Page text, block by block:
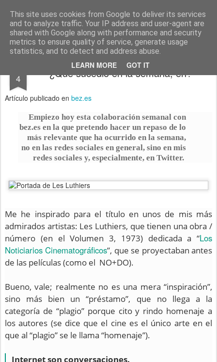
This site uses cookies from Google to deliver its services
and to analyze traffic. Your IP address and user-agent are
shared with Google along with performance and security
metrics to ensure quality of service, generate usage
statistics, and to detect and address abuse.
LEARN MORE GOT IT
menos tecnología y más pedagogía conceptos y reflexiones sobre la sociedad de la información
Pages
4 ¿Qué sucedió en la semana, eh?
Artículo publicado en bez.es
Empiezo hoy esta colaboración semanal con
bez.es en la que pretendo hacer un repaso de lo
más relevante que ha ocurrido en la semana,
no en las redes sociales en general, sino en mis
redes sociales y, especialmente, en Twitter.
Me he inspirado para el título en unos de mis más
admirados artistas: Les Luthiers, que tienen una obra /
número (en el Volumen 3, 1973) dedicada a “Los
Noticiarios Cinematográficos”, que se proyectaban antes
de las películas (como el NO+DO).
Bueno, vale; realmente no es una mera “inspiración”,
sino más bien un “préstamo”, que no llega a la
categoría de “plagio” porque cito y rindo homenaje a
los autores (se dice que el cine es el único arte en el
que al “plagio” se le llama “homenaje”).
Internet son conversaciones.